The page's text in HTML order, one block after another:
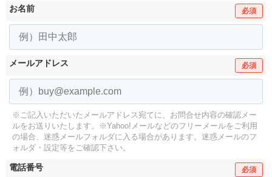
お名前 必須
メールアドレス 必須
※ご記入いただいたメールアドレス宛てに、お問合せ内容の確認メー
ルをお送りいたします。
※Yahoo!メールなどのフリーメールをご利用
の場合、迷惑メールフォルダに入る場合があります。 迷惑メールのフ
ォルダ・設定等をご確認下さい。
電話番号 必須